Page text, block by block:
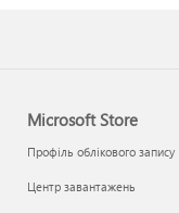
Microsoft Store
Профіль облікового запису
Центр завантажень